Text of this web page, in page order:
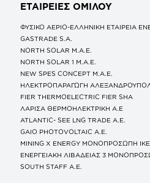
ΕΤΑΙΡΕΙΕΣ ΟΜΙΛΟΥ
ΦΥΣΙΚΟ ΑΕΡΙΟ-ΕΛΛΗΝΙΚΗ ΕΤΑΙΡΕΙΑ
GASTRADE S.A.
NORTH SOLAR M.Α.Ε.
NORTH SOLAR 1 M.Α.Ε.
NEW SPES CONCEPT Μ.Α.Ε.
ΗΛΕΚΤΡΟΠΑΡΑΓΩΓΗ
FIER THERMOELECTRIC FIER SHA
ΛΑΡΙΣΑ ΘΕΡΜΟΗΛΕΚΤΡΙΚΗ A.E
ATLANTIC- SEE LNG TRADE A.E.
GAIO PHOTOVOLTAIC Α.Ε.
MINING X ENERGY ΜΟΝΟΠΡΟΣΩΠΗ ΙΚΕ
ΕΝΕΡΓΕΙΑΚΗ ΛΙΒΑΔΕΙΑΣ 3
SOUTH STAFF Α.Ε.